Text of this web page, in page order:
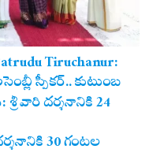
Tiruchanur:
స్పీకర్.. కుటుంబ
శ్రీవారి దర్శనానికి 24
30 గంటల